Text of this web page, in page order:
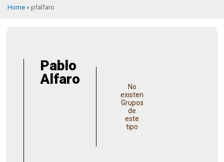
Home pfalfaro
Pablo
Alfaro
No
existen
Grupos
de
este
tipo